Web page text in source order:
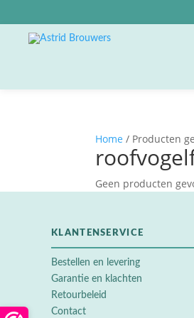
Home / Producten
Geen producten
KLANTENSERVICE
Bestellen en levering
Garantie en klachten
Retourbeleid
Contact